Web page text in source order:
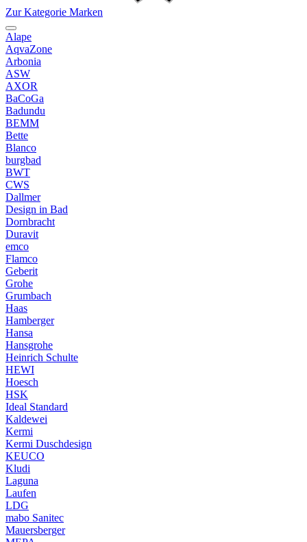
Zur Kategorie Marken
Alape
AqvaZone
Arbonia
ASW
AXOR
BaCoGa
Badundu
BEMM
Bette
Blanco
burgbad
BWT
CWS
Dallmer
Design in Bad
Dornbracht
Duravit
emco
Flamco
Geberit
Grohe
Grumbach
Haas
Hamberger
Hansa
Hansgrohe
Heinrich Schulte
HEWI
Hoesch
HSK
Ideal Standard
Kaldewei
Kermi
Kermi Duschdesign
KEUCO
Kludi
Laguna
Laufen
LDG
mabo Sanitec
Mauersberger